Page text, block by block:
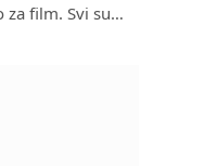
za film. Svi su…